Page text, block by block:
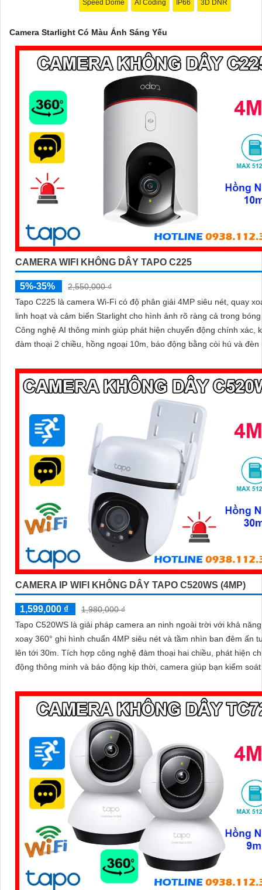
ổn định trong mọi điều kiện thời tiết.
sánh các sản phẩm trên thị trường để chọn lựa camera Starlight
sáng yếu phù hợp nhất.
Speed Dome AI Coding IP66 3D DNR
Camera Starlight Có Màu Ánh Sáng Yếu
CAMERA WIFI KHÔNG DÂY TAPO C225
5%-35%
2,550,000 ₫
Tapo C225 là camera Wi-Fi có độ phân giải 4MP siêu nét, quay
linh hoạt và cảm biến Starlight cho hình ảnh rõ ràng cả trong
Công nghệ AI thông minh giúp phát hiện chuyển động chính xác,
đàm thoại 2 chiều, hồng ngoại 10m, báo động bằng còi hú và đèn
512GB lưu trữ lâu dài
CAMERA IP WIFI KHÔNG DÂY TAPO C520WS (4MP)
1,599,000 ₫
1,980,000 ₫
Tapo C520WS là giải pháp camera an ninh ngoài trời với khả
xoay 360° ghi hình chuẩn 4MP siêu nét và tầm nhìn ban đêm ấn
lên tới 30m. Tích hợp công nghệ đàm thoại hai chiều, phát hiện chuyển
động thông minh và báo động kịp thời, camera giúp bạn kiểm